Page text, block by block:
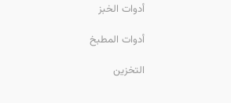
أدوات الخبز
أدوات المطبخ
التخزين